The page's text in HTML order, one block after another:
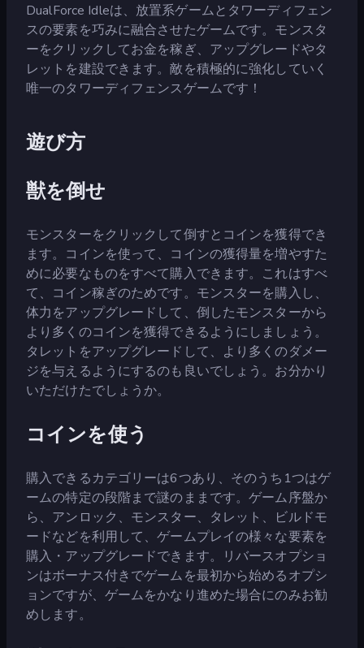
DualForce Idleは、放置系ゲームとタワーディフェン
スの要素を巧みに融合させたゲームです。モンスタ
ーをクリックしてお金を稼ぎ、アップグレードやタ
レットを建設できます。敵を積極的に強化していく
唯一のタワーディフェンスゲームです！
遊び方
獣を倒せ
モンスターをクリックして倒すとコインを獲得でき
ます。コインを使って、コインの獲得量を増やすた
めに必要なものをすべて購入できます。これはすべ
て、コイン稼ぎのためです。モンスターを購入し、
体力をアップグレードして、倒したモンスターから
より多くのコインを獲得できるようにしましょう。
タレットをアップグレードして、より多くのダメー
ジを与えるようにするのも良いでしょう。お分かり
いただけたでしょうか。
コインを使う
購入できるカテゴリーは6つあり、そのうち1つはゲ
ームの特定の段階まで謎のままです。ゲーム序盤か
ら、アンロック、モンスター、タレット、ビルドモ
ードなどを利用して、ゲームプレイの様々な要素を
購入・アップグレードできます。リバースオプショ
ンはボーナス付きでゲームを最初から始めるオプシ
ョンですが、ゲームをかなり進めた場合にのみお勧
めします。